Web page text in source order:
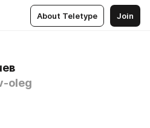
About Teletype Join
oleg